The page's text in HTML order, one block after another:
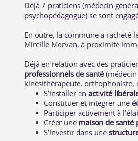
Déjà 7 praticiens (médecin
psychopédagogue) se sont
En outre, la commune a racheté
Mireille Morvan, à proximité
Déjà en relation avec des
professionnels de santé(médecin
kinésithérapeute, orthophoniste,
S’installer en activité
Constituer et intégrer une
Participer activement à
Créer une maison de santé
S’investir dans une